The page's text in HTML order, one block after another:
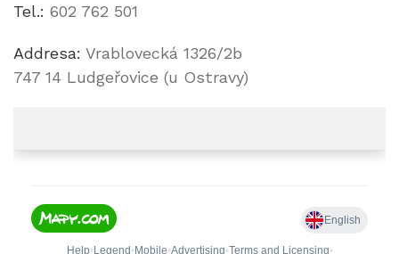
Tel.: 602 762 501
Addresa: Vrablovecká 1326/2b
747 14 Ludgeřovice (u Ostravy)